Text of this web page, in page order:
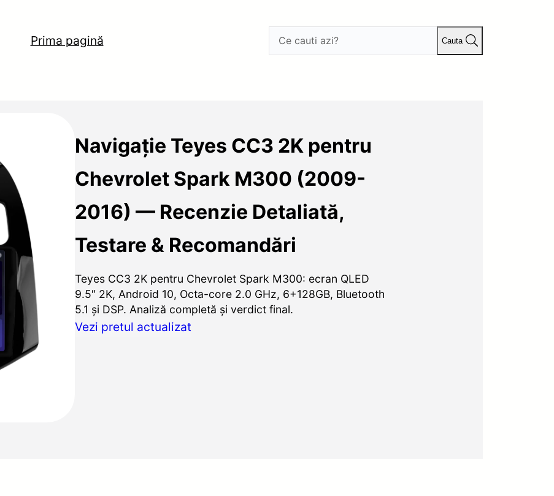
Prima pagină Cauta
Navigație Teyes CC3 2K pentru
Chevrolet Spark M300 (2009-
2016) — Recenzie Detaliată,
Testare & Recomandări
Teyes CC3 2K pentru Chevrolet Spark M300: ecran QLED
9.5″ 2K, Android 10, Octa-core 2.0 GHz, 6+128GB, Bluetooth
5.1 și DSP. Analiză completă și verdict final.
Vezi pretul actualizat